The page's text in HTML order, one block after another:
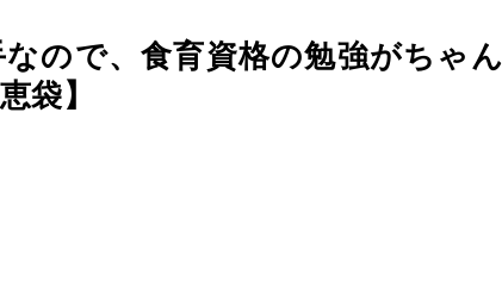
ので、食育資格の勉強がちゃん
袋】